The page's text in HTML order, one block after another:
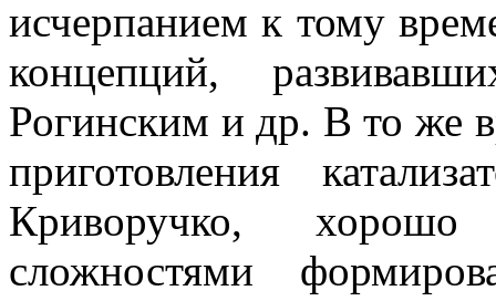
исчерпанием к тому
концепций,
Рогинским и др. В то же
приготовления
Криворучко,
сложностями